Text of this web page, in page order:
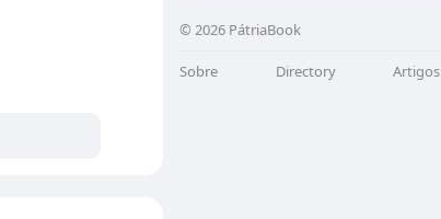
© 2026 PátriaBook
Sobre Directory Artigos